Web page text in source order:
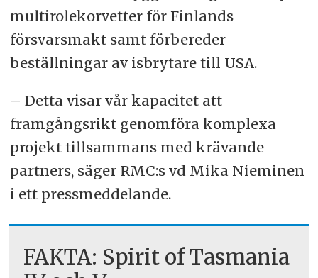
multirolekorvetter för Finlands
försvarsmakt samt förbereder
beställningar av isbrytare till USA.
– Detta visar vår kapacitet att
framgångsrikt genomföra komplexa
projekt tillsammans med krävande
partners, säger RMC:s vd Mika Nieminen
i ett pressmeddelande.
FAKTA: Spirit of Tasmania